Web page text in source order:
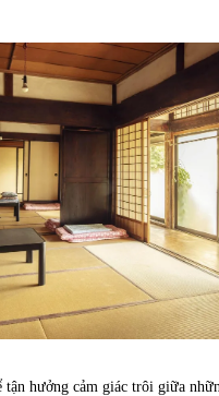
tận hưởng cảm giác trôi giữa